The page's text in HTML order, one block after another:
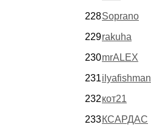
228Soprano
229rakuha
230mrALEX
231ilyafishman
232кот21
233КСАРДАС